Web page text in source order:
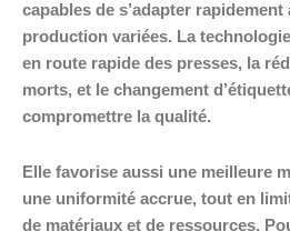
capables de s’adapter rapidement
production variées. La
en route rapide des presses, la
morts, et le changement
compromettre la qualité.
Elle favorise aussi une meilleure
une uniformité accrue, tout en
de matériaux et de ressources.